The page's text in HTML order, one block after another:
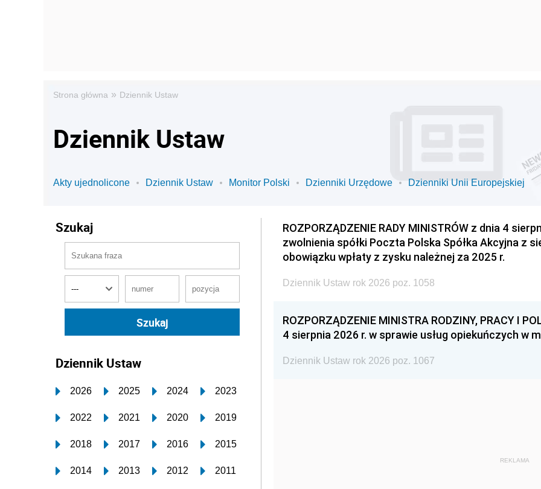
Strona główna » Dziennik Ustaw
Dziennik Ustaw
Akty ujednolicone Dziennik Ustaw Monitor Polski Dzienniki Urzędowe Dzienniki Unii Europejskiej
Szukaj
Dziennik Ustaw
2026 2025 2024 2023
2022 2021 2020 2019
2018 2017 2016 2015
2014 2013 2012 2011
ROZPORZĄDZENIE RADY MINISTRÓW z dnia 4
zwolnienia spółki Poczta Polska Spółka Akcyjna z
obowiązku wpłaty z zysku należnej za 2025 r.
Dziennik Ustaw rok 2026 poz. 1058
ROZPORZĄDZENIE MINISTRA RODZINY, PRACY I
4 sierpnia 2026 r. w sprawie usług opiekuńczych w
Dziennik Ustaw rok 2026 poz. 1067
REKLAMA